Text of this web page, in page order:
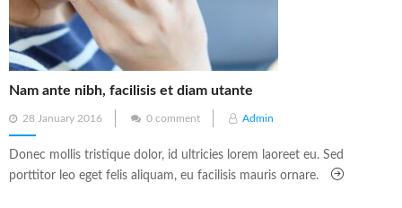
Nam ante nibh, facilisis et diam utante
Posted
on
28 January 2016 0 comment Admin
Donec mollis tristique dolor, id ultricies lorem laoreet eu. Sed
porttitor leo eget felis aliquam, eu facilisis mauris ornare.